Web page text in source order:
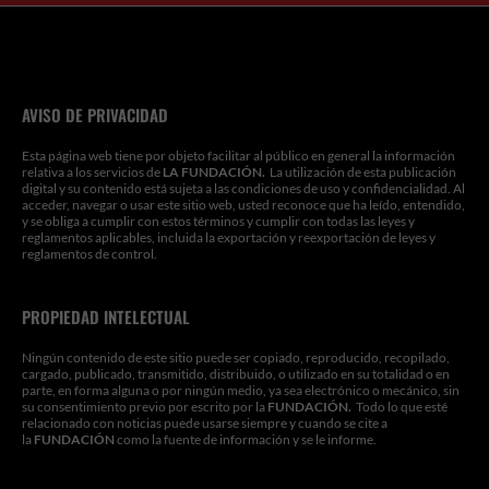
e
t
t
t
k
k
b
AVISO DE PRIVACIDAD
Esta página web tiene por objeto facilitar al público en general la información
relativa a los servicios de LA FUNDACIÓN. La utilización de esta publicación
digital y su contenido está sujeta a las condiciones de uso y confidencialidad. Al
acceder, navegar o usar este sitio web, usted reconoce que ha leído, entendido,
y se obliga a cumplir con estos términos y cumplir con todas las leyes y
reglamentos aplicables, incluida la exportación y reexportación de leyes y
reglamentos de control.
PROPIEDAD INTELECTUAL
Ningún contenido de este sitio puede ser copiado, reproducido, recopilado,
cargado, publicado, transmitido, distribuido, o utilizado en su totalidad o en
parte, en forma alguna o por ningún medio, ya sea electrónico o mecánico, sin
su consentimiento previo por escrito por la FUNDACIÓN. Todo lo que esté
relacionado con noticias puede usarse siempre y cuando se cite a
la FUNDACIÓN como la fuente de información y se le informe.